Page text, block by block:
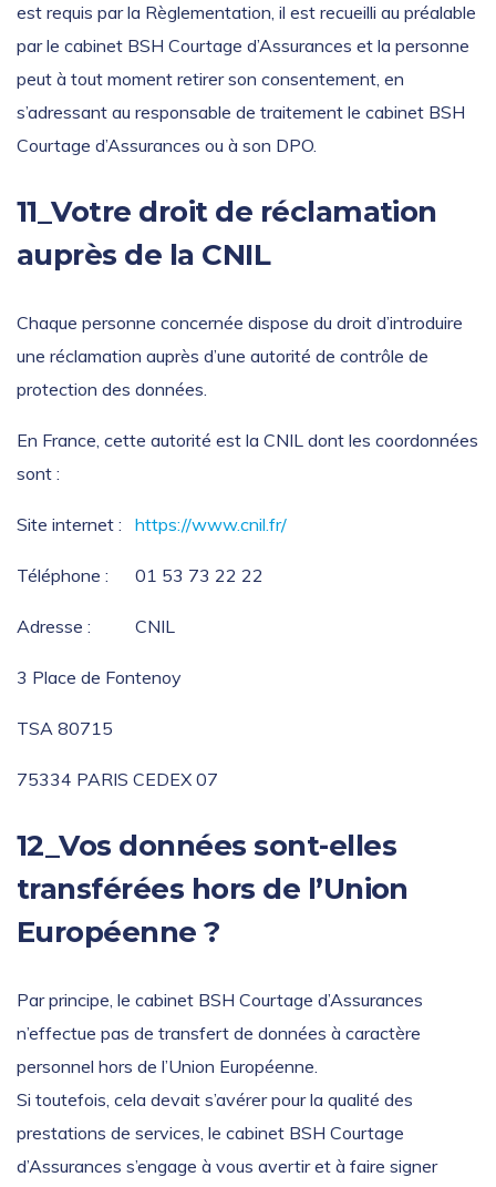
est requis par la Règlementation, il est recueilli au préalable
par le cabinet BSH Courtage d’Assurances et la personne
peut à tout moment retirer son consentement, en
s’adressant au responsable de traitement le cabinet BSH
Courtage d’Assurances ou à son DPO.
11_Votre droit de réclamation
auprès de la CNIL
Chaque personne concernée dispose du droit d’introduire
une réclamation auprès d’une autorité de contrôle de
protection des données.
En France, cette autorité est la CNIL dont les coordonnées
sont :
Site internet : https://www.cnil.fr/
Téléphone : 01 53 73 22 22
Adresse : CNIL
3 Place de Fontenoy
TSA 80715
75334 PARIS CEDEX 07
12_Vos données sont-elles
transférées hors de l’Union
Européenne ?
Par principe, le cabinet BSH Courtage d’Assurances
n’effectue pas de transfert de données à caractère
personnel hors de l’Union Européenne.
Si toutefois, cela devait s’avérer pour la qualité des
prestations de services, le cabinet BSH Courtage
d’Assurances s’engage à vous avertir et à faire signer